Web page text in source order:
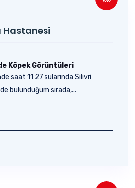
Hastanesi
Köpek Görüntüleri
saat 11:27 sularında Silivri
bulunduğum sırada,...